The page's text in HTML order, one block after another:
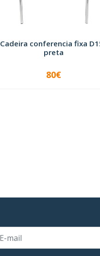
Cadeira conferencia fixa
preta
+
80€